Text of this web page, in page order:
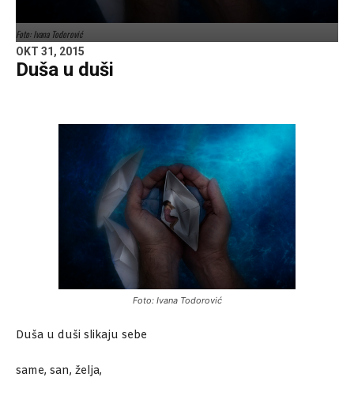
Foto: Ivana Todorović
OKT 31, 2015
Duša u duši
Foto: Ivana Todorović
Duša u duši slikaju sebe
same, san, želja,